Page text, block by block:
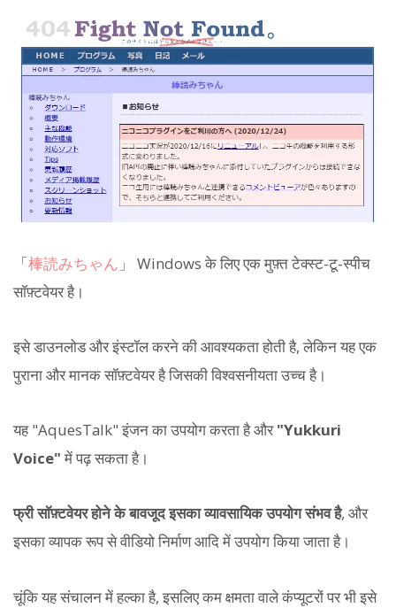
「棒読みちゃん 」 Windows के लिए एक मुफ़्त टेक्स्ट-टू-स्पीच
सॉफ़्टवेयर है।
इसे डाउनलोड और इंस्टॉल करने की आवश्यकता होती है, लेकिन यह एक
पुराना और मानक सॉफ़्टवेयर है जिसकी विश्वसनीयता उच्च है।
यह "AquesTalk" इंजन का उपयोग करता है और"Yukkuri
Voice"में पढ़ सकता है।
फ्री सॉफ़्टवेयर होने के बावजूद इसका व्यावसायिक उपयोग संभव है, और
इसका व्यापक रूप से वीडियो निर्माण आदि में उपयोग किया जाता है।
चूंकि यह संचालन में हल्का है, इसलिए कम क्षमता वाले कंप्यूटरों पर भी इसे